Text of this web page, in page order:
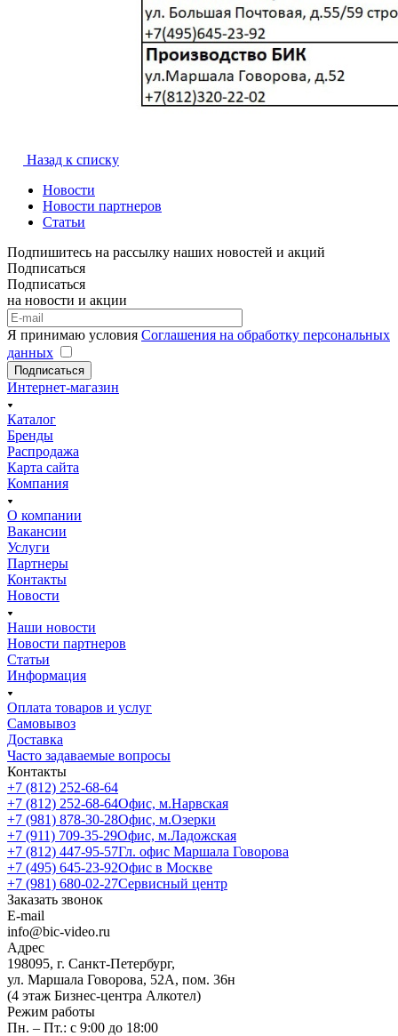
Назад к списку
Новости
Новости партнеров
Статьи
Подпишитесь на рассылку наших новостей и акций
Подписаться
Подписаться
на новости и акции
Я принимаю условия Соглашения на обработку персональных
данных
Подписаться
Интернет-магазин
Каталог
Бренды
Распродажа
Карта сайта
Компания
О компании
Вакансии
Услуги
Партнеры
Контакты
Новости
Наши новости
Новости партнеров
Статьи
Информация
Оплата товаров и услуг
Самовывоз
Доставка
Часто задаваемые вопросы
Контакты
+7 (812) 252-68-64
+7 (812) 252-68-64Офис, м.Нарвская
+7 (981) 878-30-28Офис, м.Озерки
+7 (911) 709-35-29Офис, м.Ладожская
+7 (812) 447-95-57Гл. офис Маршала Говорова
+7 (495) 645-23-92Офис в Москве
+7 (981) 680-02-27Сервисный центр
Заказать звонок
E-mail
info@bic-video.ru
Адрес
198095, г. Санкт-Петербург,
ул. Маршала Говорова, 52А, пом. 36н
(4 этаж Бизнес-центра Алкотел)
Режим работы
Пн. – Пт.: с 9:00 до 18:00